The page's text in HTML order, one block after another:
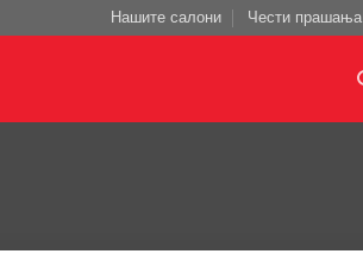
Нашите салони Чести прашања